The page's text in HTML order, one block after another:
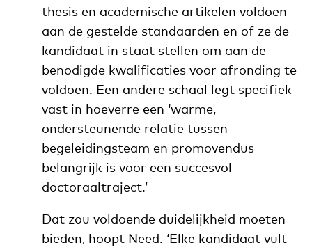
thesis en academische artikelen voldoen
aan de gestelde standaarden en of ze de
kandidaat in staat stellen om aan de
benodigde kwalificaties voor afronding te
voldoen. Een andere schaal legt specifiek
vast in hoeverre een ‘warme,
ondersteunende relatie tussen
begeleidingsteam en promovendus
belangrijk is voor een succesvol
doctoraaltraject.’
Dat zou voldoende duidelijkheid moeten
bieden, hoopt Need. ‘Elke kandidaat vult